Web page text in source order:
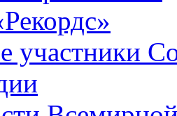
участники